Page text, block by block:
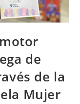
de
de la
Mujer